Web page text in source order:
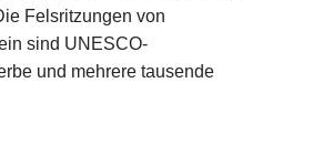
Felsritzungen von
sind UNESCO-
und mehrere tausende